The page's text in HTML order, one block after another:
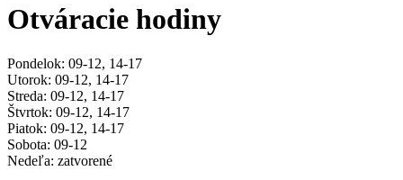
Otváracie hodiny
Pondelok: 09-12, 14-17
Utorok: 09-12, 14-17
Streda: 09-12, 14-17
Štvrtok: 09-12, 14-17
Piatok: 09-12, 14-17
Sobota: 09-12
Nedeľa: zatvorené